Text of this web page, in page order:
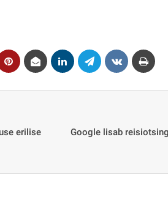
erilise
Google lisab